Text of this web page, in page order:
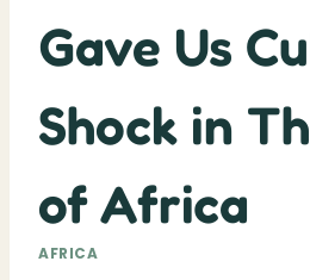
Gave Us
Shock in
of Africa
AFRICA